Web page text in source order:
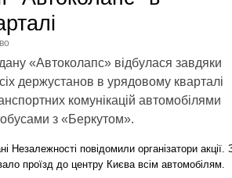
«Автоколапс» відбулася завдяки
держустанов в урядовому кварталі
комунікацій автомобілями
з «Беркутом».
Незалежності повідомили організатори акції.
проїзд до центру Києва всім автомобілям.